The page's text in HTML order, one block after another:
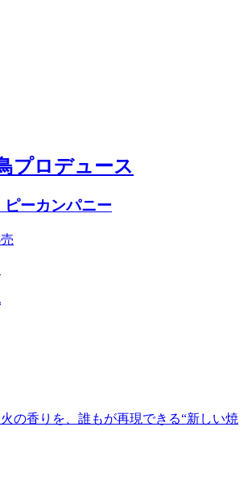
プロデュース
ーカンパニー
の香りを、誰もが再現できる“新しい焼